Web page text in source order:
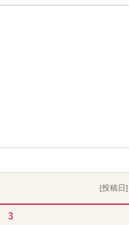
[投稿日
3